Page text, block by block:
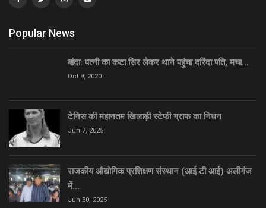
Popular News
बांदा: पत्नी का कटा सिर लेकर थाने पहुंचा दरिंदा पति, मचा…
Oct 9, 2020
टेनिस की महानतम खिलाड़ी स्टेफी ग्राफ का निधन
Jun 7, 2025
राजकीय औद्योगिक प्रशिक्षण संस्थान (आई टी आई) अलीगंज
में…
Jun 30, 2025